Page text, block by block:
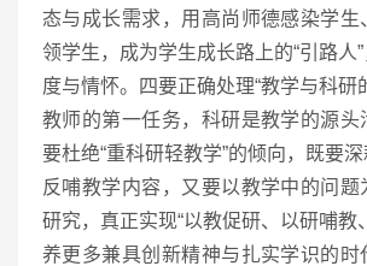
态与成长需求，用高尚师德感染学生
领学生，成为学生成长路上的“引路人
度与情怀。四要正确处理“教学与科研
教师的第一任务，科研是教学的源头
要杜绝“重科研轻教学”的倾向，既要
反哺教学内容，又要以教学中的问题
研究，真正实现“以教促研、以研哺教
养更多兼具创新精神与扎实学识的时